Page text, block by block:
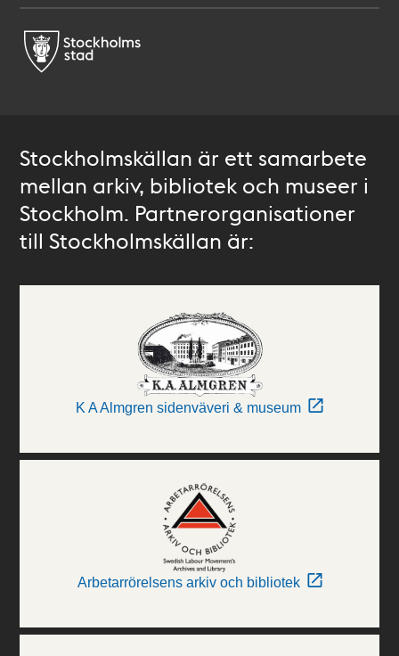
Stockholmskällan är ett samarbete
mellan arkiv, bibliotek och museer i
Stockholm. Partnerorganisationer
till Stockholmskällan är:
K A Almgren sidenväveri & museum
Arbetarrörelsens arkiv och bibliotek